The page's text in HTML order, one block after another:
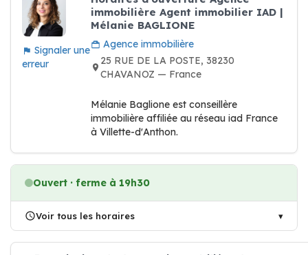
Signaler une
erreur
immobilière Agent immobilier IAD |
Mélanie BAGLIONE
Agence immobilière
25 RUE DE LA POSTE, 38230
CHAVANOZ — France
Mélanie Baglione est conseillère
immobilière affiliée au réseau iad France
à Villette-d'Anthon.
Ouvert · ferme à 19h30
Voir tous les horaires